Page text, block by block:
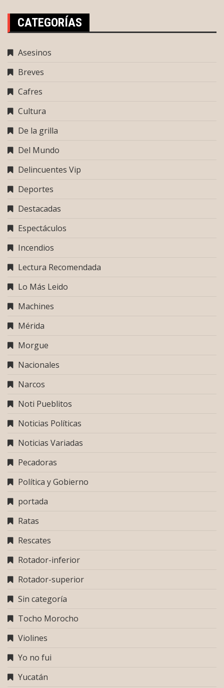
CATEGORÍAS
Asesinos
Breves
Cafres
Cultura
De la grilla
Del Mundo
Delincuentes Vip
Deportes
Destacadas
Espectáculos
Incendios
Lectura Recomendada
Lo Más Leido
Machines
Mérida
Morgue
Nacionales
Narcos
Noti Pueblitos
Noticias Políticas
Noticias Variadas
Pecadoras
Política y Gobierno
portada
Ratas
Rescates
Rotador-inferior
Rotador-superior
Sin categoría
Tocho Morocho
Violines
Yo no fui
Yucatán